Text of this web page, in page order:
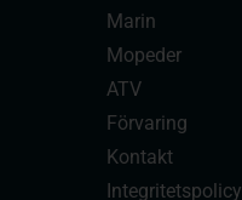
Marin
Mopeder
ATV
Förvaring
Kontakt
Integritetspolicy